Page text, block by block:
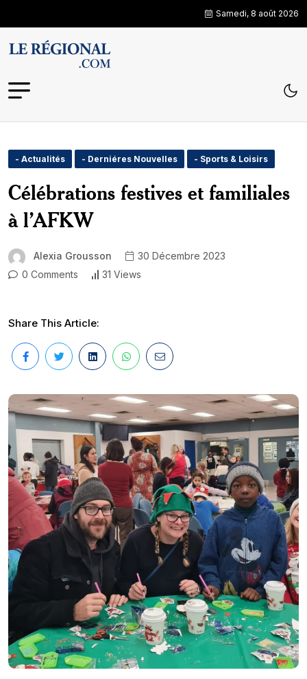
Samedi, 8 août 2026
- Actualités - Derniéres Nouvelles - Sports & Loisirs
Célébrations festives et familiales
à l’AFKW
Alexia Grousson
30 Décembre 2023
0 Comments
31 Views
Share This Article: